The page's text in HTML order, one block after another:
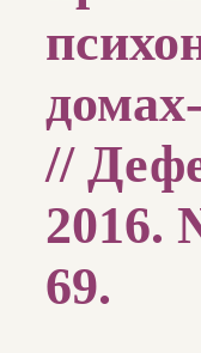
//
2016.
69.